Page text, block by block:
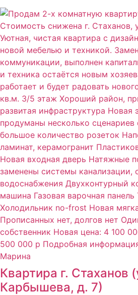
Квартира г. Стаханов
Карбышева, д. 7)